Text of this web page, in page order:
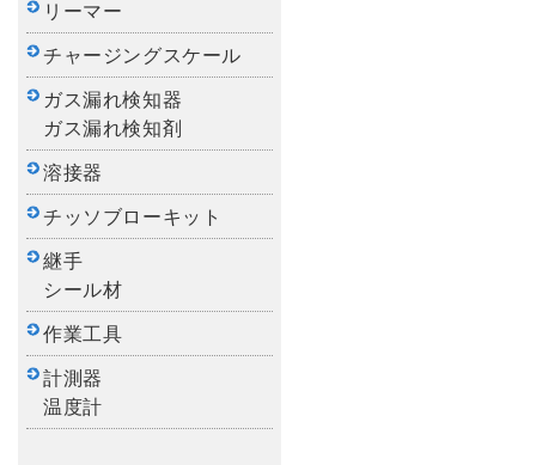
リーマー
チャージングスケール
ガス漏れ検知器
ガス漏れ検知剤
溶接器
チッソブローキット
継手
シール材
作業工具
計測器
温度計